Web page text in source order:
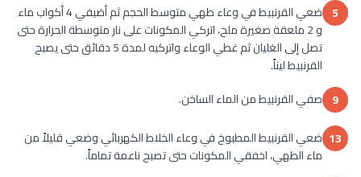
5
ضعي القرنبيط في وعاء طهي متوسط الحجم ثم أضيفي 4 أكواب ماء
و 2 ملعقة صغيرة ملح، اتركي المكونات على نار متوسطة الحرارة حتى
تصل إلى الغليان ثم غطي الوعاء واتركيه لمدة 5 دقائق حتى يصبح
القرنبيط ليناً.
9 صفي القرنبيط من الماء الساخن.
13 ضعي القرنبيط المطبوخ في وعاء الخلاط الكهربائي وضعي قليلاً من
ماء الطهي، اخفقي المكونات حتى تصبح ناعمة تماماً.